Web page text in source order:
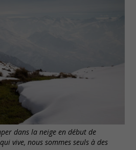
dans la neige en début de
vive, nous sommes seuls à des